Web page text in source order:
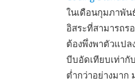
ในเดือนกุมภาพัน
อิสระที่สามารถร
ต้องพึ่งพาตัวแปล
บีบอัดเทียบเท่ากับ
ต่ำกว่าอย่างมาก